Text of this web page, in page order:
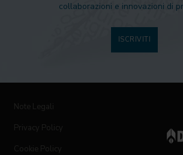
collaborazioni e innovazioni di
ISCRIVITI
Note Legali
Privacy Policy
Cookie Policy